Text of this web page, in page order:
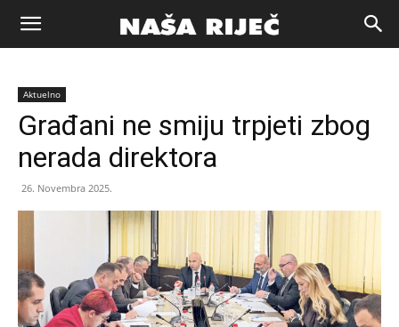
Naša
riječ
Aktuelno
Građani ne smiju trpjeti zbog
nerada direktora
26. Novembra 2025.